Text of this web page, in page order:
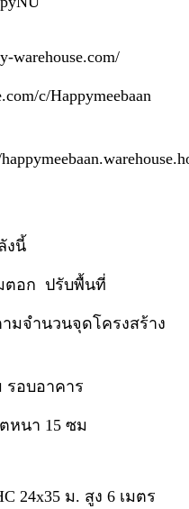
warehouse.com/
c/Happymeebaan
งนี้
มตอก ปรับพื้นที่
มจำนวนจุดโครงสร้าง
รอบอาคาร
หนา 15 ซม
24x35 ม. สูง 6 เมตร